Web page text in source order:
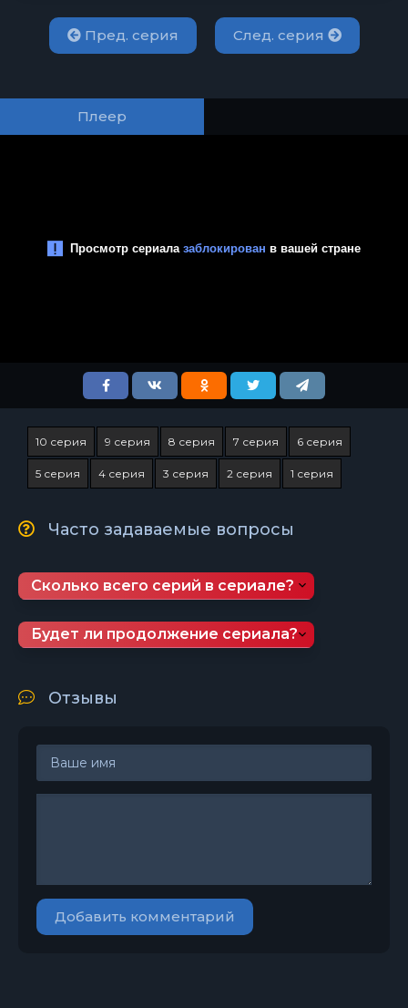
Пред. серия След. серия
Плеер
10 серия 9 серия 8 серия 7 серия 6 серия
5 серия 4 серия 3 серия 2 серия 1 серия
Часто задаваемые вопросы
Сколько всего серий в сериале?
Будет ли продолжение сериала?
Отзывы
Добавить комментарий